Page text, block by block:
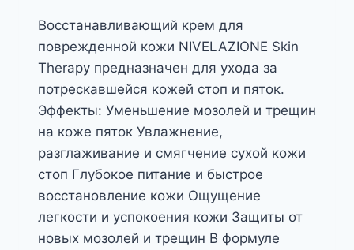
Восстанавливающий крем для
поврежденной кожи NIVELAZIONE Skin
Therapy предназначен для ухода за
потрескавшейся кожей стоп и пяток.
Эффекты: Уменьшение мозолей и трещин
на коже пяток Увлажнение,
разглаживание и смягчение сухой кожи
стоп Глубокое питание и быстрое
восстановление кожи Ощущение
легкости и успокоения кожи Защиты от
новых мозолей и трещин В формуле